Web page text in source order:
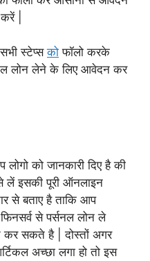
|
स्टेप्सको फॉलो करके
लोन लेने के लिए आवेदन कर
को जानकारी दिए है की
लें इसकी पूरी ऑनलाइन
से बताए है ताकि आप
से पर्सनल लोन ले
कर सकते है | दोस्तों अगर
अच्छा लगा हो तो इस